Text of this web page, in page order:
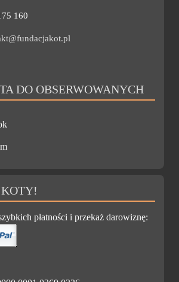
160
DO OBSERWOWANYCH
płatności i przekaż darowiznę: